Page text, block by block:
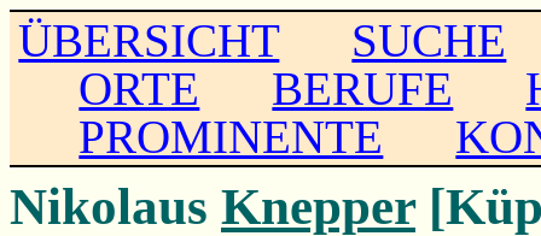
ÜBERSICHT
SUCHE
ORTE
BERUFE
PROMINENTE
Nikolaus Knepper